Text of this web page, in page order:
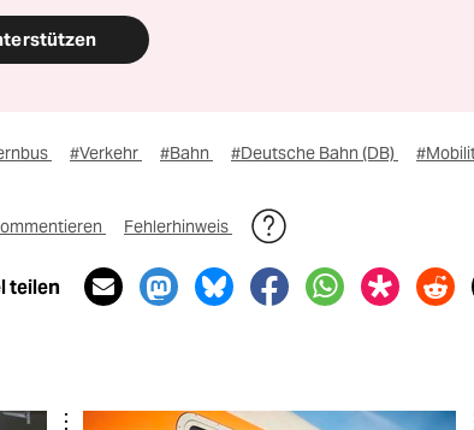
#Verkehr #Bahn #Deutsche Bahn (DB)
Fehlerhinweis
teilen